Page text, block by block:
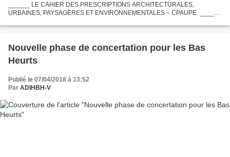
______ LE CAHIER DES PRESCRIPTIONS ARCHITECTURALES,
URBAINES, PAYSAGÈRES ET ENVIRONNEMENTALES – CPAUPE. ______
effectivement...
Nouvelle phase de concertation pour les Bas
Heurts
Publié le 07/04/2018 à 13:52
Par ADIHBH-V